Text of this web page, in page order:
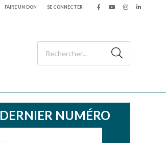
FAIRE UN DON SE CONNECTER
DERNIER NUMÉRO